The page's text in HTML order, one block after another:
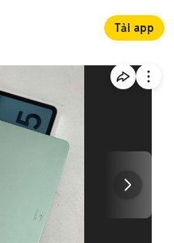
Tải app